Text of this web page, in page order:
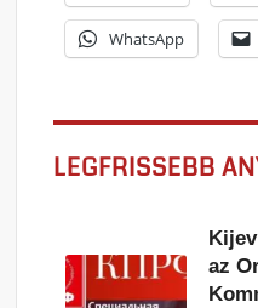
WhatsApp
LEGFRISSEBB
az